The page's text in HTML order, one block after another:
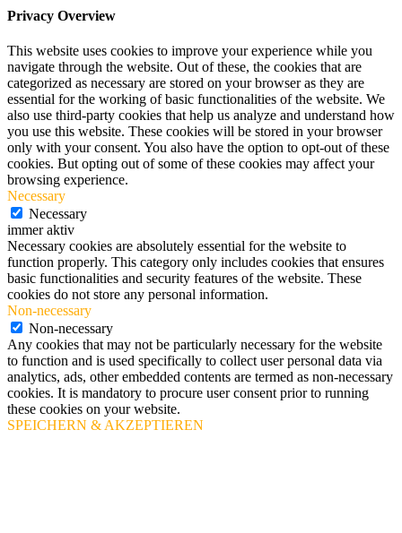
Privacy Overview
This website uses cookies to improve your experience while you
navigate through the website. Out of these, the cookies that are
categorized as necessary are stored on your browser as they are
essential for the working of basic functionalities of the website. We
also use third-party cookies that help us analyze and understand how
you use this website. These cookies will be stored in your browser
only with your consent. You also have the option to opt-out of these
cookies. But opting out of some of these cookies may affect your
browsing experience.
Necessary
Necessary
immer aktiv
Necessary cookies are absolutely essential for the website to
function properly. This category only includes cookies that ensures
basic functionalities and security features of the website. These
cookies do not store any personal information.
Non-necessary
Non-necessary
Any cookies that may not be particularly necessary for the website
to function and is used specifically to collect user personal data via
analytics, ads, other embedded contents are termed as non-necessary
cookies. It is mandatory to procure user consent prior to running
these cookies on your website.
SPEICHERN & AKZEPTIEREN